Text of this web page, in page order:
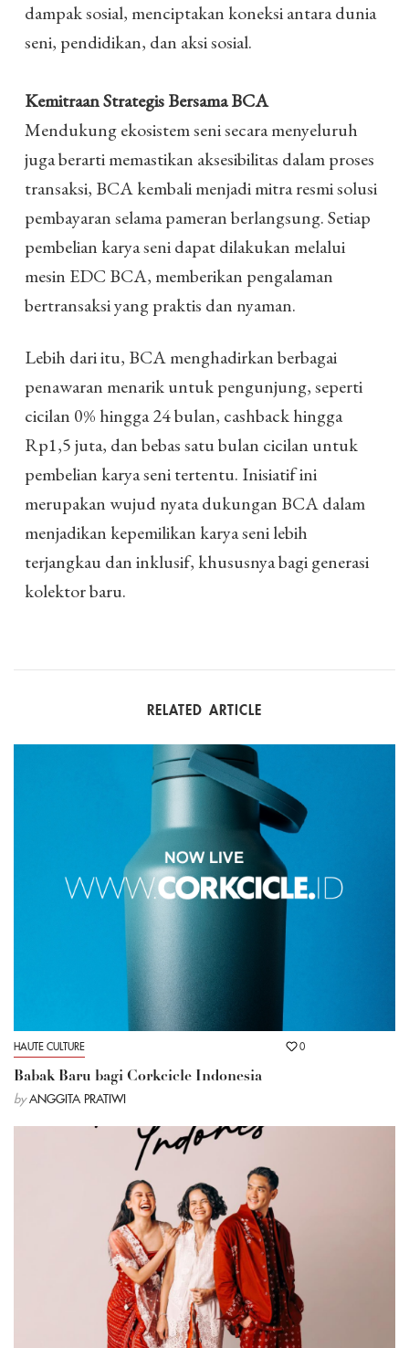
dampak sosial, menciptakan koneksi antara dunia
seni, pendidikan, dan aksi sosial.
Kemitraan Strategis Bersama BCA
Mendukung ekosistem seni secara menyeluruh
juga berarti memastikan aksesibilitas dalam proses
transaksi, BCA kembali menjadi mitra resmi solusi
pembayaran selama pameran berlangsung. Setiap
pembelian karya seni dapat dilakukan melalui
mesin EDC BCA, memberikan pengalaman
bertransaksi yang praktis dan nyaman.
Lebih dari itu, BCA menghadirkan berbagai
penawaran menarik untuk pengunjung, seperti
cicilan 0% hingga 24 bulan, cashback hingga
Rp1,5 juta, dan bebas satu bulan cicilan untuk
pembelian karya seni tertentu. Inisiatif ini
merupakan wujud nyata dukungan BCA dalam
menjadikan kepemilikan karya seni lebih
terjangkau dan inklusif, khususnya bagi generasi
kolektor baru.
RELATED ARTICLE
HAUTE CULTURE 0
Babak Baru bagi Corkcicle Indonesia
by ANGGITA PRATIWI